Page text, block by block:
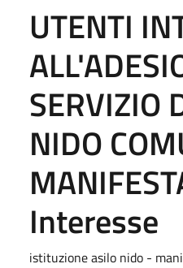
UTENTI
SERVIZIO
NIDO
Interesse
istituzione asilo nido -